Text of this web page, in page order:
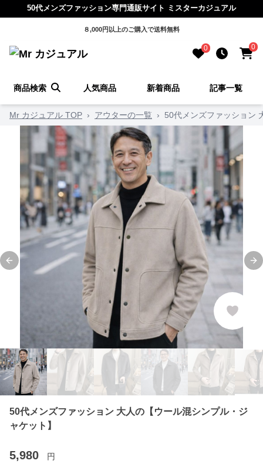
50代メンズファッション専門通販サイト ミスターカジュアル
８,000円以上のご購入で送料無料
0 0
商品検索 人気商品 新着商品 記事一覧
Mr カジュアル TOP › アウターの一覧 › 50代メンズファッション
Previous slide
50代メンズファッション 大人の【ウール混シンプル・ジ
ャケット】
5,980 円